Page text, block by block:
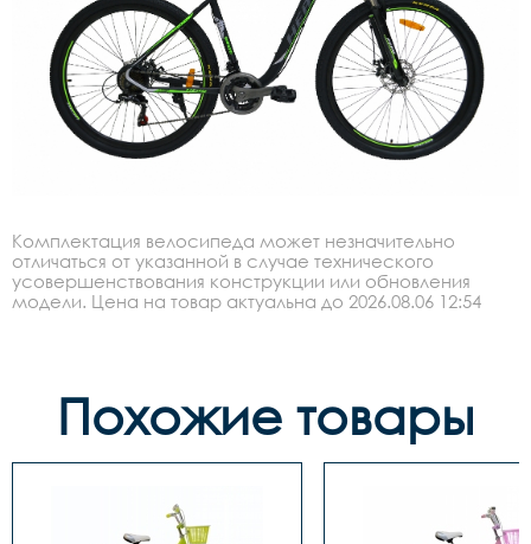
Комплектация велосипеда может незначительно
отличаться от указанной в случае технического
усовершенствования конструкции или обновления
модели. Цена на товар актуальна до 2026.08.06 12:54
Похожие товары